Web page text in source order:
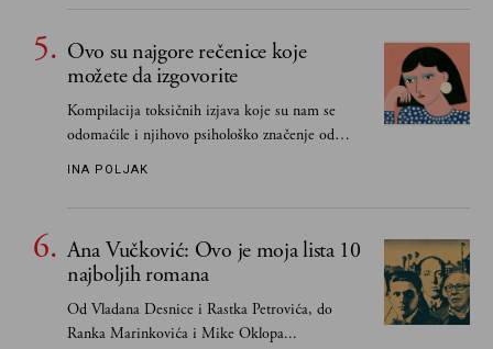
Ovo su najgore rečenice koje
možete da izgovorite
Kompilacija toksičnih izjava koje su nam se
odomaćile i njihovo psihološko značenje od
INA POLJAK
Ana Vučković: Ovo je moja lista 10
najboljih romana
Od Vladana Desnice i Rastka Petrovića, do
Ranka Marinkovića i Mike Oklopa...